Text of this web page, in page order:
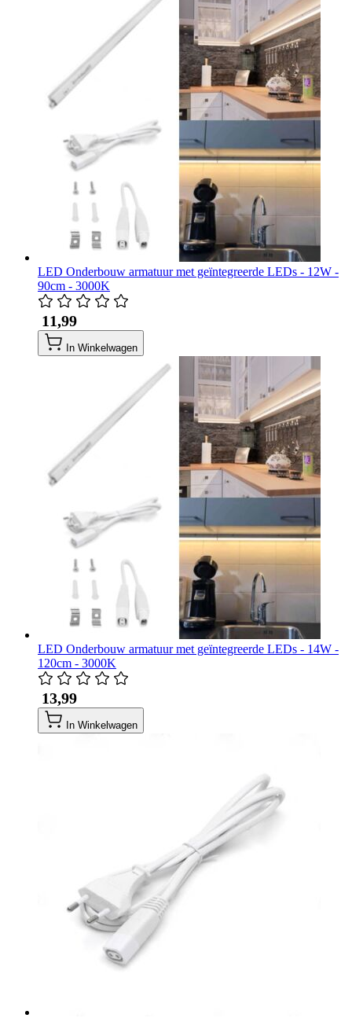
LED Onderbouw armatuur met geïntegreerde LEDs - 12W -
90cm - 3000K
​ 11,99
In Winkelwagen
LED Onderbouw armatuur met geïntegreerde LEDs - 14W -
120cm - 3000K
​ 13,99
In Winkelwagen